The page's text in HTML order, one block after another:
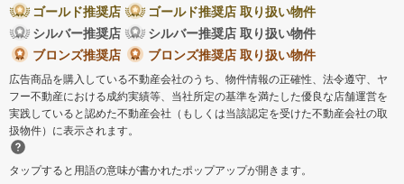
ゴールド推奨店
ゴールド推奨店 取り扱い物件
シルバー推奨店
シルバー推奨店 取り扱い物件
ブロンズ推奨店
ブロンズ推奨店 取り扱い物件
広告商品を購入している不動産会社のうち、物件情報の正確性、法令遵守、ヤ
フー不動産における成約実績等、当社所定の基準を満たした優良な店舗運営を
実践していると認めた不動産会社（もしくは当該認定を受けた不動産会社の取
扱物件）に表示されます。
タップすると用語の意味が書かれたポップアップが開きます。